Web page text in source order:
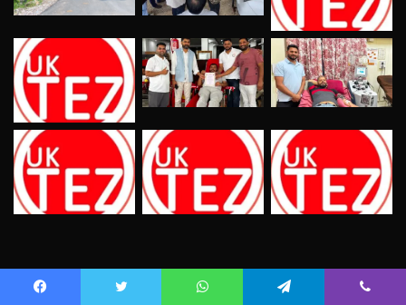
Categories